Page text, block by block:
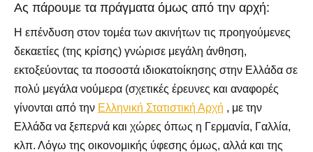
Ας πάρουμε τα πράγματα όμως από την αρχή:
Η επένδυση στον τομέα των ακινήτων τις προηγούμενες
δεκαετίες (της κρίσης) γνώρισε μεγάλη άνθηση,
εκτοξεύοντας τα ποσοστά ιδιοκατοίκησης στην Ελλάδα σε
πολύ μεγάλα νούμερα (σχετικές έρευνες και αναφορές
γίνονται από την Ελληνική Στατιστική Αρχή , με την
Ελλάδα να ξεπερνά και χώρες όπως η Γερμανία, Γαλλία,
κλπ. Λόγω της οικονομικής ύφεσης όμως, αλλά και της